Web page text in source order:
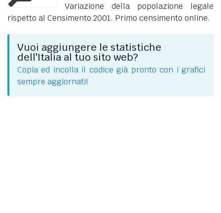
Variazione della popolazione legale
rispetto al Censimento 2001. Primo censimento online.
Vuoi aggiungere le statistiche
dell'Italia al tuo sito web?
Copia ed incolla il codice già pronto con i grafici
sempre aggiornati!